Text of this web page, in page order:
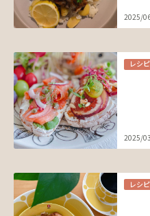
2025/
レシピ
2025/
レシピ